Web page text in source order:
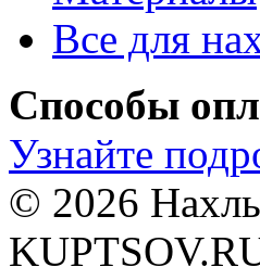
Все для
Способы
Узнайте
© 2026